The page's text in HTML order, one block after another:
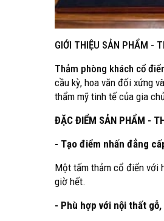
GIỚI THIỆU SẢN PHẨM -
Thảm phòng khách cổ
cầu kỳ, hoa văn đối xứng
thẩm mỹ tinh tế của gia
ĐẶC ĐIỂM SẢN PHẨM -
- Tạo điểm nhấn đẳng
Một tấm thảm cổ điển với
giờ hết.
- Phù hợp với nội thất